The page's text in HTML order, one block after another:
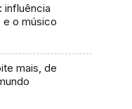
influência
e o músico
mais, de